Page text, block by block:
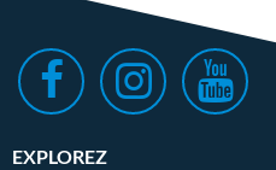
EXPLOREZ